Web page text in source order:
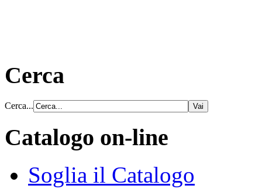
Cerca
Cerca...
Catalogo on-line
Soglia il Catalogo